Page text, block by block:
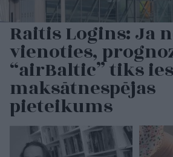
Raitis Logins: Ja
vienoties,
“airBaltic” tiks
maksātnespējas
pieteikums